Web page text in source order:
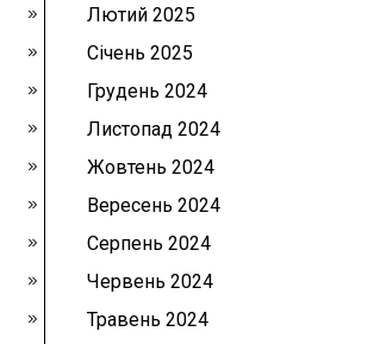
Лютий 2025
Січень 2025
Грудень 2024
Листопад 2024
Жовтень 2024
Вересень 2024
Серпень 2024
Червень 2024
Травень 2024